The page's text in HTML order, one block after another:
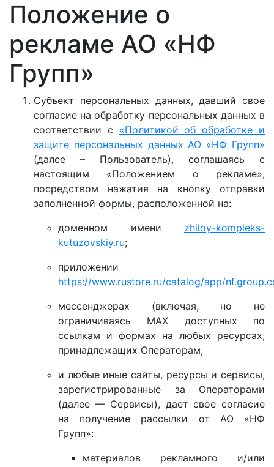
Положение о
рекламе АО «НФ
Групп»
Субъект персональных данных, давший свое
согласие на обработку персональных данных в
соответствии с «Политикой об обработке и
защите персональных данных АО «НФ Групп»
(далее – Пользователь), соглашаясь с
настоящим «Положением о рекламе»,
посредством нажатия на кнопку отправки
заполненной формы, расположенной на:
доменном имени zhiloy-kompleks-
kutuzovskiy.ru;
приложении
https://www.rustore.ru/catalog/app/
мессенджерах (включая, но не
ограничиваясь MAX доступных по
ссылкам и формах на любых ресурсах,
принадлежащих Операторам;
и любые иные сайты, ресурсы и сервисы,
зарегистрированные за Операторами
(далее — Сервисы), дает свое согласие
на получение рассылки от АО «НФ
Групп»:
материалов рекламного и/или